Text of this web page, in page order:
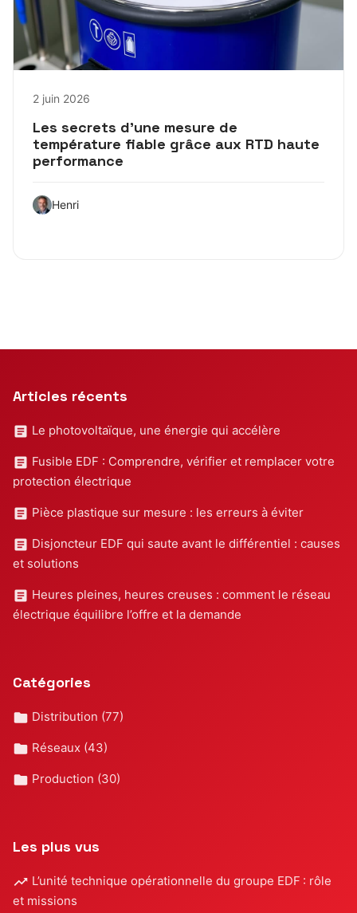
2 juin 2026
Les secrets d’une mesure de
température fiable grâce aux RTD haute
performance
Henri
Articles récents
Le photovoltaïque, une énergie qui accélère
Fusible EDF : Comprendre, vérifier et remplacer votre
protection électrique
Pièce plastique sur mesure : les erreurs à éviter
Disjoncteur EDF qui saute avant le différentiel : causes
et solutions
Heures pleines, heures creuses : comment le réseau
électrique équilibre l’offre et la demande
Catégories
Distribution (77)
Réseaux (43)
Production (30)
Les plus vus
L’unité technique opérationnelle du groupe EDF : rôle
et missions